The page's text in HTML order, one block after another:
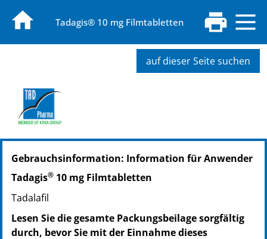
Tadagis® 10 mg Filmtabletten
auf dieser Seite suchen
PZN: 15238196
PPN: 111523819621
PZN: 13838733
PZN: 13838762
PPN: 111383876227
PZN: 13865813
Gebrauchsinformation: Information für Anwender
Tadagis® 10 mg Filmtabletten
Tadalafil
Lesen Sie die gesamte Packungsbeilage sorgfältig
durch, bevor Sie mit der Einnahme dieses